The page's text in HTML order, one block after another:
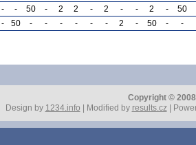
- - 50 - 2 2 - 2 - - 2 - 50
- 50 - - - - - - 2 - 50 - -
Copyright ©
Design by 1234.info | Modified by results.cz|